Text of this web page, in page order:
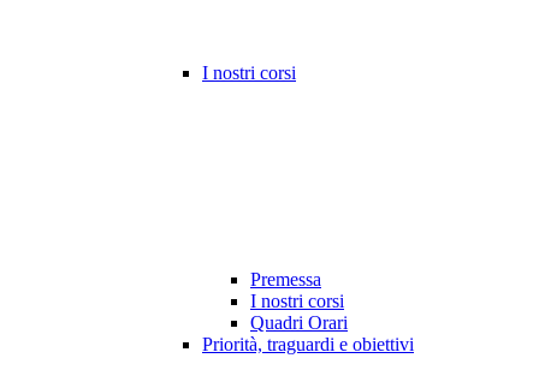
I nostri corsi
Premessa
I nostri corsi
Quadri Orari
Priorità, traguardi e obiettivi